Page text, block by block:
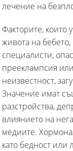
лечение на
Факторите, които
живота на
специалисти,
прееклампсия
неизвестност,
Значение имат
разстройства,
влиянието на
медиите.
като бедност или